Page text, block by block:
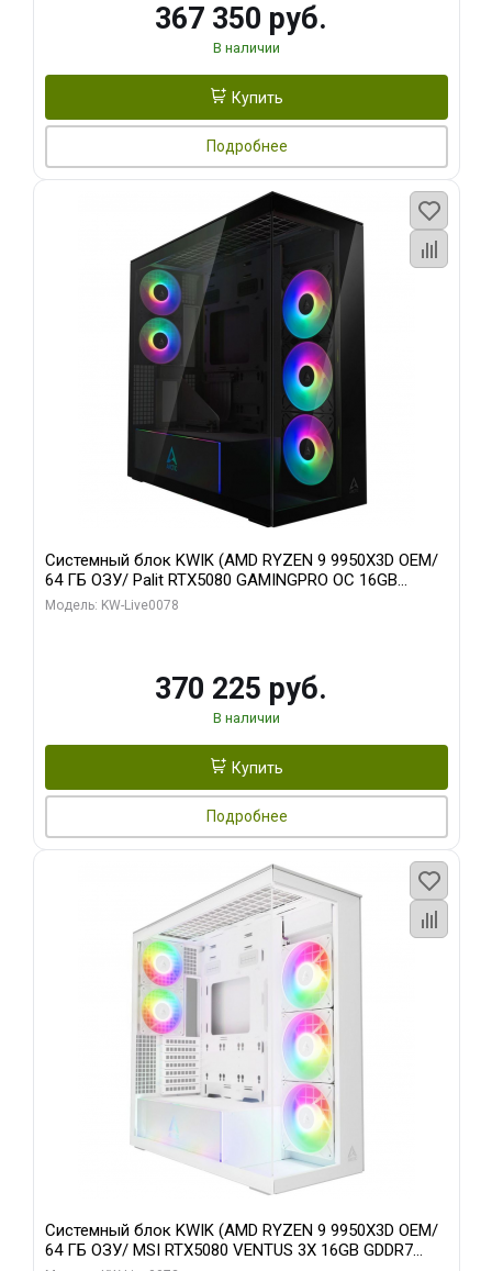
367 350 руб.
В наличии
Купить
Подробнее
Системный блок KWIK (AMD RYZEN 9 9950X3D OEM/
64 ГБ ОЗУ/ Palit RTX5080 GAMINGPRO OC 16GB
GDDR7 256bit 3xDP HD/ 1 ТБ SSD)
Модель: KW-Live0078
370 225 руб.
В наличии
Купить
Подробнее
Системный блок KWIK (AMD RYZEN 9 9950X3D OEM/
64 ГБ ОЗУ/ MSI RTX5080 VENTUS 3X 16GB GDDR7